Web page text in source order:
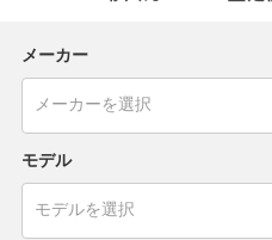
メーカー
モデル